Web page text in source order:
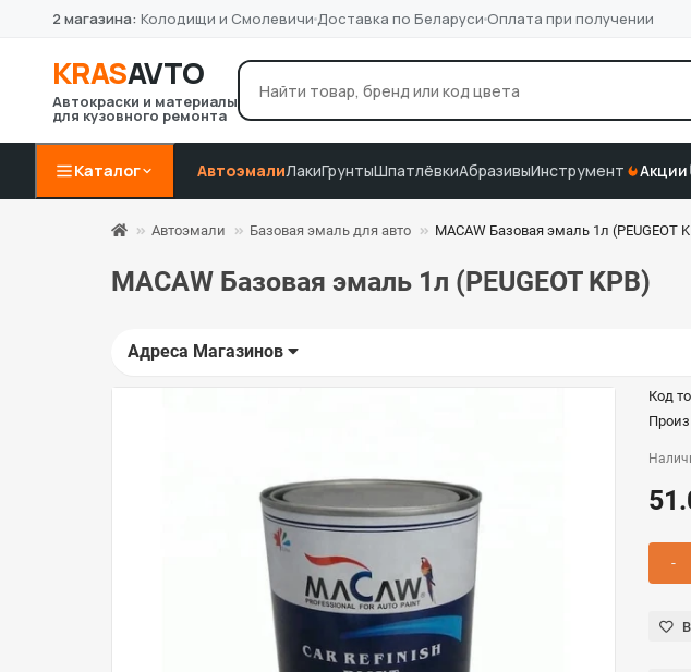
2 магазина: Колодищи и Смолевичи Доставка по Беларуси Оплата при получении
KRASAVTO
Автокраски и материалы
для кузовного ремонта Например: лак Novol грунт 4+1 P80 3M краска по коду
Каталог АвтоэмалиЛакиГрунтыШпатлёвкиАбразивыИнструмент Акции
Автоэмали Базовая эмаль для авто MACAW Базовая эмаль 1л (PEUGEOT
MACAW Базовая эмаль 1л (PEUGEOT KPB)
Адреса Магазинов
Код